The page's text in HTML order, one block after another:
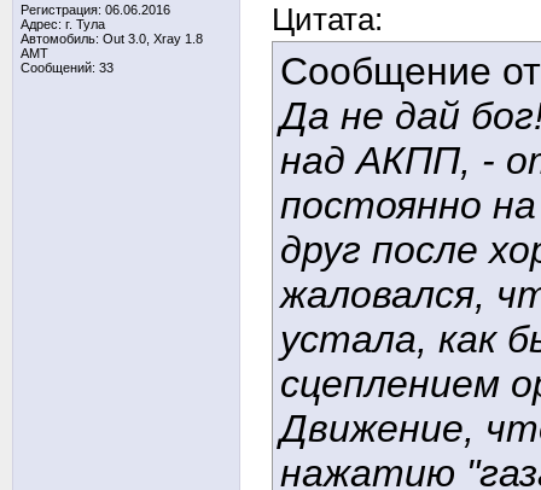
Регистрация: 06.06.2016
Адрес: г. Тула
Автомобиль: Out 3.0, Xray 1.8
AMT
Сообщений: 33
Цитата:
Сообщение
Да не дай
над АКПП, -
постоянно
друг после
жаловался,
устала, как
сцеплением
Движение,
нажатию